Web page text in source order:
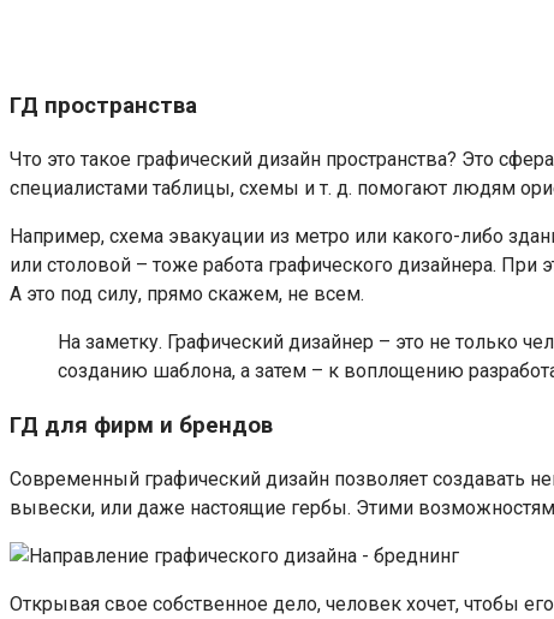
ГД пространства
Что это такое графический дизайн пространства? Это
специалистами таблицы, схемы и т. д. помогают людям
Например, схема эвакуации из метро или какого-либо
или столовой – тоже работа графического дизайнера.
А это под силу, прямо скажем, не всем.
На заметку. Графический дизайнер – это не только
созданию шаблона, а затем – к воплощению
ГД для фирм и брендов
Современный графический дизайн позволяет создавать
вывески, или даже настоящие гербы. Этими
Открывая свое собственное дело, человек хочет, чтобы